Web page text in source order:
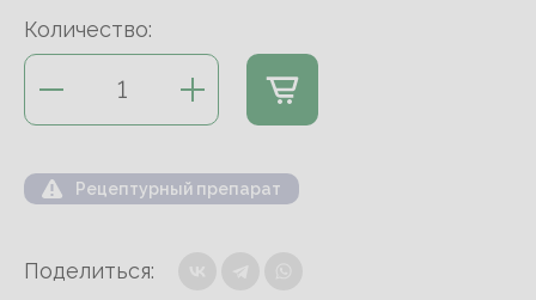
Количество:
Рецептурный препарат
Поделиться: